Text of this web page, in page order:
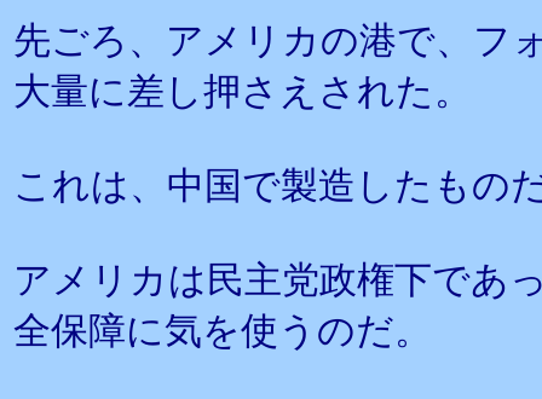
先ごろ、アメリカの港で、フ
大量に差し押さえされた。
これは、中国で製造したもの
アメリカは民主党政権下であ
全保障に気を使うのだ。